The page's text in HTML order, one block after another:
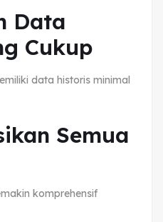
Data
Cukup
data historis minimal
Semua
komprehensif